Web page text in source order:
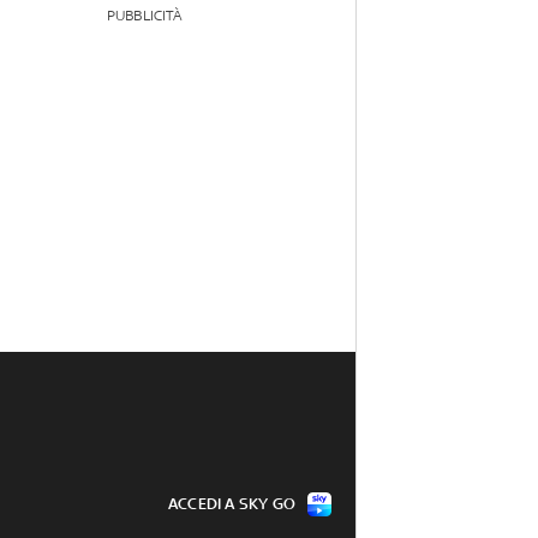
PUBBLICITÀ
ACCEDI A SKY GO